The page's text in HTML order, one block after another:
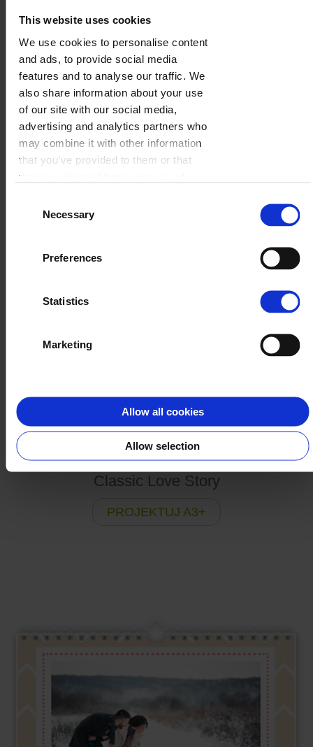
This website uses cookies
We use cookies to personalise content
and ads, to provide social media
features and to analyse our traffic. We
also share information about your use
of our site with our social media,
advertising and analytics partners who
may combine it with other information
that you’ve provided to them or that
they’ve collected from your use of
SelectionNecessary
Preferences
Statistics
Marketing
Allow all cookies
Allow selection
Classic Love Story
PROJEKTUJ A3+